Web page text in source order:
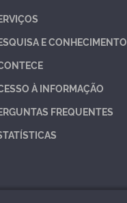
E CONHECIMENTO
À INFORMAÇÃO
FREQUENTES